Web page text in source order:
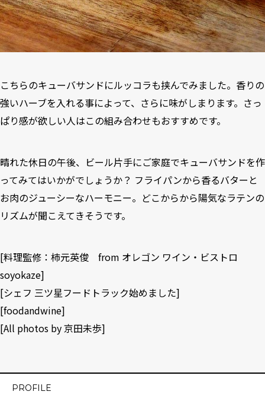
こちらのキューバサンドにルッコラも挟んでみました。香りの
強いハーブを入れる事によって、さらに味がしまります。さっ
ぱり感が欲しい人はこの組み合わせもおすすめです。
晴れた休日の午後、ビール片手にご家庭でキューバサンドを作
ってみてはいかがでしょうか？ フライパンから香るバターと
お肉のジューシーなハーモニー。どこからから陽気なラテンの
リズムが聞こえてきそうです。
[料理監修：柿元英俊 from オレゴン ワイン・ビストロ
soyokaze]
[シェフ 三ツ星フードトラック始めました]
[foodandwine]
[All photos by 京田未歩]
PROFILE